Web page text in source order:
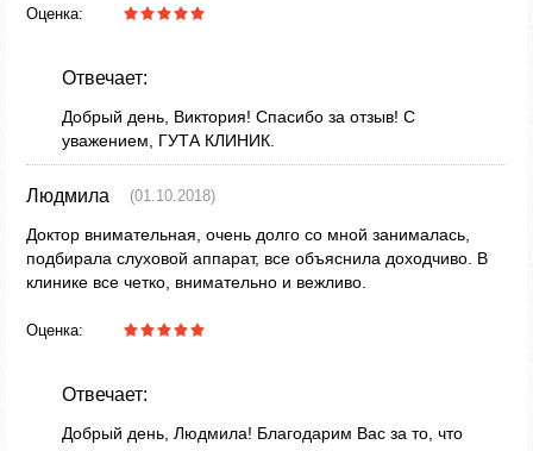
Оценка:
Отвечает:
Добрый день, Виктория! Спасибо за отзыв! С
уважением, ГУТА КЛИНИК.
Людмила (01.10.2018)
Доктор внимательная, очень долго со мной занималась,
подбирала слуховой аппарат, все объяснила доходчиво. В
клинике все четко, внимательно и вежливо.
Оценка:
Отвечает:
Добрый день, Людмила! Благодарим Вас за то, что